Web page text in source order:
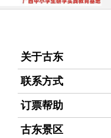
关于古东
联系方式
订票帮助
古东景区